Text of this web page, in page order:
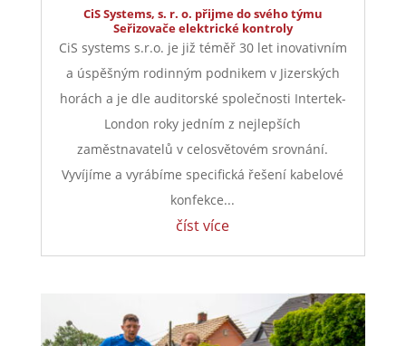
CiS Systems, s. r. o. přijme do svého týmu
Seřizovače elektrické kontroly
CiS systems s.r.o. je již téměř 30 let inovativním
a úspěšným rodinným podnikem v Jizerských
horách a je dle auditorské společnosti Intertek-
London roky jedním z nejlepších
zaměstnavatelů v celosvětovém srovnání.
Vyvíjíme a vyrábíme specifická řešení kabelové
konfekce...
číst více